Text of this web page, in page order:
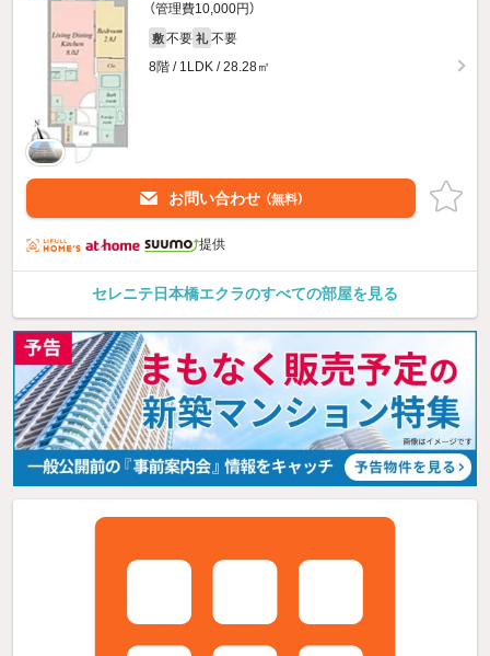
（管理費10,000円）
敷 不要 礼 不要
8階 / 1LDK / 28.28㎡
お問い合わせ （無料）
提供
セレニテ日本橋エクラのすべての部屋を見る